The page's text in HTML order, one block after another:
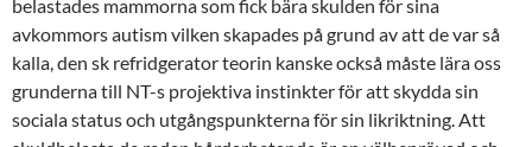
belastades mammorna som fick bära skulden för sina
avkommors autism vilken skapades på grund av att de var så
kalla, den sk refridgerator teorin kanske också måste lära oss
grunderna till NT-s projektiva instinkter för att skydda sin
sociala status och utgångspunkterna för sin likriktning. Att